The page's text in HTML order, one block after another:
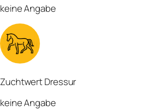
keine Angabe
Zuchtwert Dressur
keine Angabe